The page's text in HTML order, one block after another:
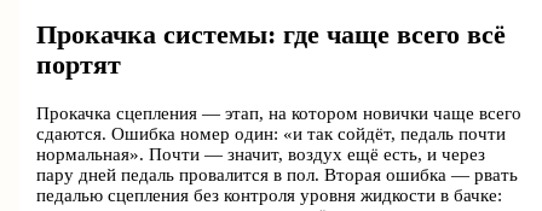
Прокачка системы: где чаще всего всё
портят
Прокачка сцепления — этап, на котором новички чаще всего
сдаются. Ошибка номер один: «и так сойдёт, педаль почти
нормальная». Почти — значит, воздух ещё есть, и через
пару дней педаль провалится в пол. Вторая ошибка — рвать
педалью сцепления без контроля уровня жидкости в бачке: